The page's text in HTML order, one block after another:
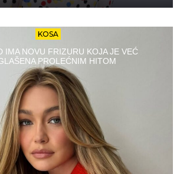
KOSA
IMA NOVU FRIZURU KOJA JE VEĆ
PROLEĆNIM HITOM